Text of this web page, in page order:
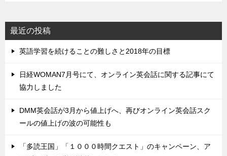
最近の投稿
英語学習を続けることの難しさと2018年の目標
日経WOMAN7月号にて、オンライン英会話に関する記事にて
協力しました
DMM英会話が3月から値上げへ、再びオンライン英会話スク
ールの値上げの波の可能性も
「多読王国」「１０００時間クエスト」のキャンペーン、ア